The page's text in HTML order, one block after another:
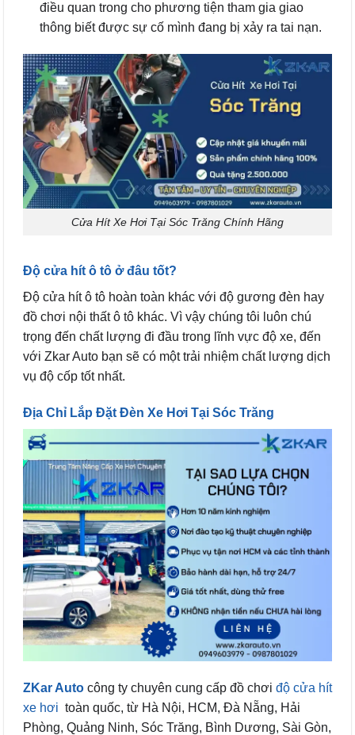
điều quan trong cho phương tiện tham gia giao
thông biết được sự cố mình đang bị xảy ra tai nạn.
Cửa Hít Xe Hơi Tại Sóc Trăng Chính Hãng
Độ cửa hít ô tô ở đâu tốt?
Độ cửa hít ô tô hoàn toàn khác với độ gương đèn hay
đồ chơi nội thất ô tô khác. Vì vậy chúng tôi luôn chú
trọng đến chất lượng đi đầu trong lĩnh vực độ xe, đến
với Zkar Auto bạn sẽ có một trải nhiệm chất lượng dịch
vụ độ cốp tốt nhất.
Địa Chỉ Lắp Đặt Đèn Xe Hơi Tại Sóc Trăng
ZKar Auto công ty chuyên cung cấp đồ chơi độ cửa hít
xe hơi toàn quốc, từ Hà Nội, HCM, Đà Nẵng, Hải
Phòng, Quảng Ninh, Sóc Trăng, Bình Dương, Sài Gòn,